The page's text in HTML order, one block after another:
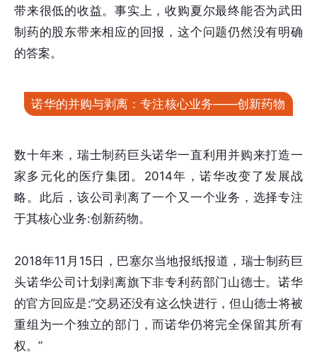
带来很低的收益。事实上，收购夏尔最终能否为武田
制药的股东带来相应的回报，这个问题仍然没有明确
的答案。
诺华的并购与剥离：专注核心业务——创新药物
数十年来，瑞士制药巨头诺华一直利用并购来打造一
家多元化的医疗集团。2014年，诺华改变了发展战
略。此后，该公司剥离了一个又一个业务，选择专注
于其核心业务:创新药物。
2018年11月15日，巴塞尔当地报纸报道，瑞士制药巨
头诺华公司计划剥离旗下非专利药部门山德士。诺华
的官方回应是:“交易还没有这么快进行，但山德士将被
重组为一个独立的部门，而诺华仍将完全保留其所有
权。”